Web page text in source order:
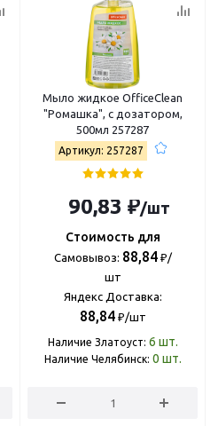
Мыло жидкое OfficeClean
"Ромашка", с дозатором,
500мл 257287
Артикул: 257287
90,83 ₽/шт
Стоимость для
Самовывоз: 88,84₽/
шт
Яндекс Доставка:
88,84₽/шт
Наличие Златоуст: 6 шт.
Наличие Челябинск: 0 шт.